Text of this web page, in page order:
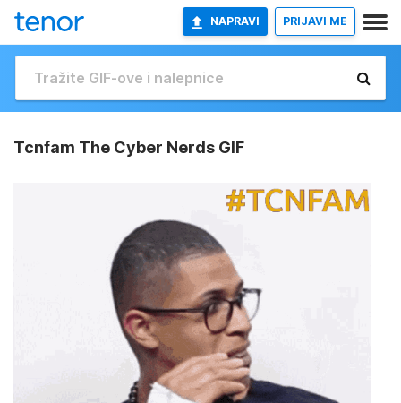
NAPRAVI PRIJAVI ME
Tcnfam The Cyber Nerds GIF